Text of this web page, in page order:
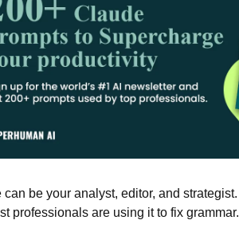
can be your analyst, editor, and strategist.
professionals are using it to fix grammar.